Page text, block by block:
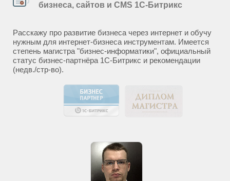
бизнеса, сайтов и CMS 1С-Битрикс
Расскажу про развитие бизнеса через интернет и обучу
нужным для интернет-бизнеса инструментам. Имеется
степень магистра "бизнес-информатики", официальный
статус бизнес-партнёра 1С-Битрикс и рекомендации
(недв./стр-во).